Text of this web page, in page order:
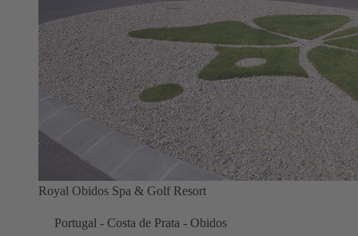
Royal Obidos Spa & Golf Resort
Portugal - Costa de Prata - Obidos